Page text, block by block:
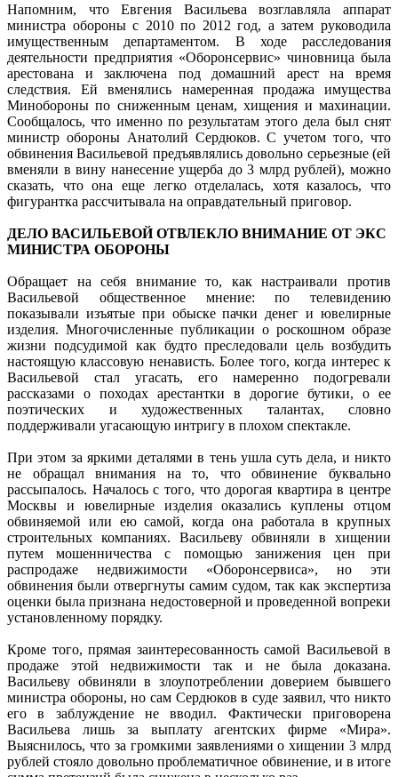
Напомним, что Евгения Васильева возглавляла аппарат
министра обороны с 2010 по 2012 год, а затем руководила
имущественным департаментом. В ходе расследования
деятельности предприятия «Оборонсервис» чиновница была
арестована и заключена под домашний арест на время
следствия. Ей вменялись намеренная продажа имущества
Минобороны по сниженным ценам, хищения и махинации.
Сообщалось, что именно по результатам этого дела был снят
министр обороны Анатолий Сердюков. С учетом того, что
обвинения Васильевой предъявлялись довольно серьезные (ей
вменяли в вину нанесение ущерба до 3 млрд рублей), можно
сказать, что она еще легко отделалась, хотя казалось, что
фигурантка рассчитывала на оправдательный приговор.
ДЕЛО ВАСИЛЬЕВОЙ ОТВЛЕКЛО ВНИМАНИЕ ОТ ЭКС
МИНИСТРА ОБОРОНЫ
Обращает на себя внимание то, как настраивали против
Васильевой общественное мнение: по телевидению
показывали изъятые при обыске пачки денег и ювелирные
изделия. Многочисленные публикации о роскошном образе
жизни подсудимой как будто преследовали цель возбудить
настоящую классовую ненависть. Более того, когда интерес к
Васильевой стал угасать, его намеренно подогревали
рассказами о походах арестантки в дорогие бутики, о ее
поэтических и художественных талантах, словно
поддерживали угасающую интригу в плохом спектакле.
При этом за яркими деталями в тень ушла суть дела, и никто
не обращал внимания на то, что обвинение буквально
рассыпалось. Началось с того, что дорогая квартира в центре
Москвы и ювелирные изделия оказались куплены отцом
обвиняемой или ею самой, когда она работала в крупных
строительных компаниях. Васильеву обвиняли в хищении
путем мошенничества с помощью занижения цен при
распродаже недвижимости «Оборонсервиса», но эти
обвинения были отвергнуты самим судом, так как экспертиза
оценки была признана недостоверной и проведенной вопреки
установленному порядку.
Кроме того, прямая заинтересованность самой Васильевой в
продаже этой недвижимости так и не была доказана.
Васильеву обвиняли в злоупотреблении доверием бывшего
министра обороны, но сам Сердюков в суде заявил, что никто
его в заблуждение не вводил. Фактически приговорена
Васильева лишь за выплату агентских фирме «Мира».
Выяснилось, что за громкими заявлениями о хищении 3 млрд
рублей стояло довольно проблематичное обвинение, и в итоге